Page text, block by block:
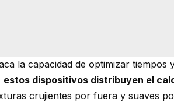
la capacidad de optimizar tiempos
estos dispositivos distribuyen el
crujientes por fuera y suaves